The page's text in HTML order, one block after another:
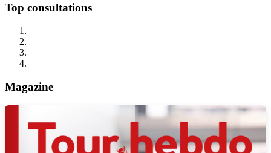
Top consultations
Magazine